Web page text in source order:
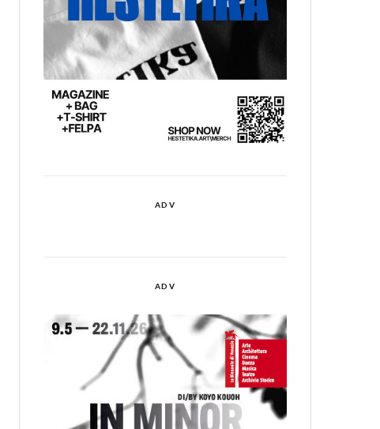
ADV
ADV